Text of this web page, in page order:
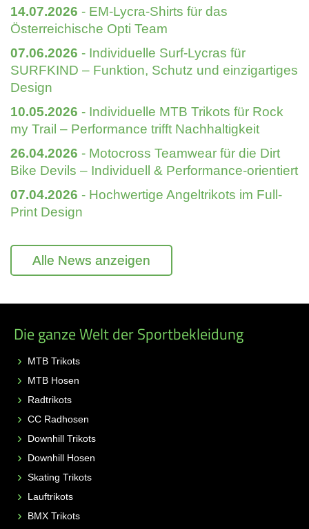
14.07.2026 - EM-Lycra-Shirts für das
Österreichische Opti Team
07.06.2026 - Individuelle Surf-Lycras für
SURFKIND – Funktion, Schutz und einzigartiges
Design
10.05.2026 - Individuelle MTB Trikots für Rock
my Trail – Performance trifft Nachhaltigkeit
26.04.2026 - Motocross Teamwear für die Dirt
Bike Devils – Individuell & Performance-orientiert
07.04.2026 - Hochwertige Angeltrikots im Full-
Print Design
Alle News anzeigen
Die ganze Welt der Sportbekleidung
MTB Trikots
MTB Hosen
Radtrikots
CC Radhosen
Downhill Trikots
Downhill Hosen
Skating Trikots
Lauftrikots
BMX Trikots